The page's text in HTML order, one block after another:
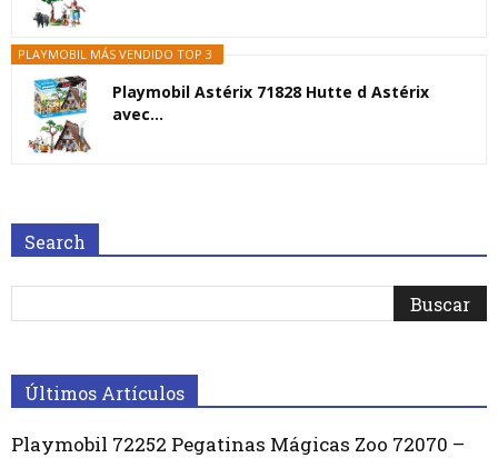
PLAYMOBIL MÁS VENDIDO TOP 3
Playmobil Astérix 71828 Hutte d Astérix
avec...
Search
Últimos Artículos
Playmobil 72252 Pegatinas Mágicas Zoo 72070 –